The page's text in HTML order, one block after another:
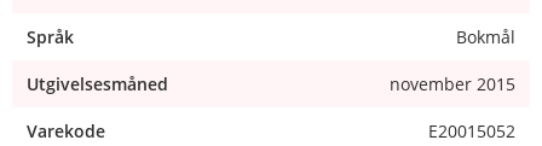
Språk Bokmål
Utgivelsesmåned november 2015
Varekode E20015052